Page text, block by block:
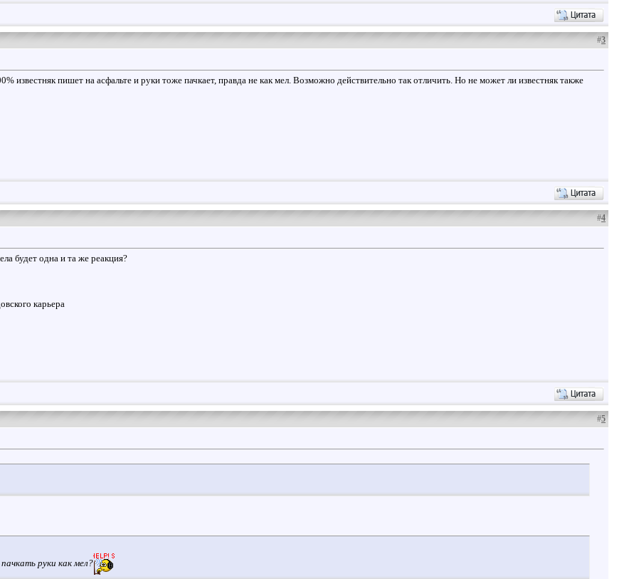
#3
известняк пишет на асфальте и руки тоже пачкает, правда не как мел. Возможно действительно так отличить. Но не может ли известняк также
#4
будет одна и та же реакция?
карьера
#5
руки как мел?